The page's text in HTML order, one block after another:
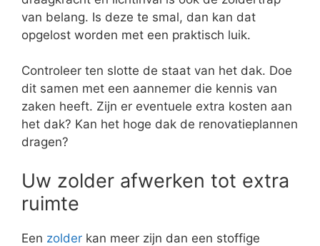
van belang. Is deze te smal, dan kan dat
opgelost worden met een praktisch luik.
Controleer ten slotte de staat van het dak. Doe
dit samen met een aannemer die kennis van
zaken heeft. Zijn er eventuele extra kosten aan
het dak? Kan het hoge dak de renovatieplannen
dragen?
Uw zolder afwerken tot extra
ruimte
Een zolder kan meer zijn dan een stoffige